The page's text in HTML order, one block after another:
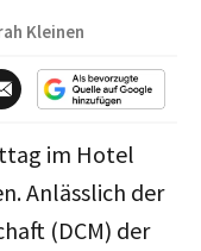
Kleinen
im Hotel
Anlässlich der
(DCM) der